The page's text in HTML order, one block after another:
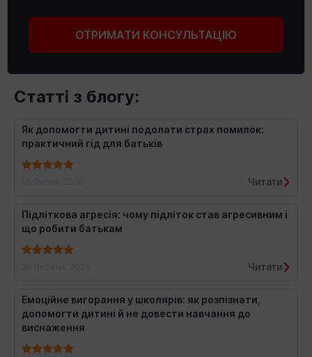
ОТРИМАТИ КОНСУЛЬТАЦІЮ
Статті з блогу:
Як допомогти дитині подолати страх помилок:
практичний гід для батьків
Читати
Підліткова агресія: чому підліток став агресивним і
що робити батькам
Читати
Емоційне вигорання у школярів: як розпізнати,
допомогти дитині й не довести навчання до
виснаження